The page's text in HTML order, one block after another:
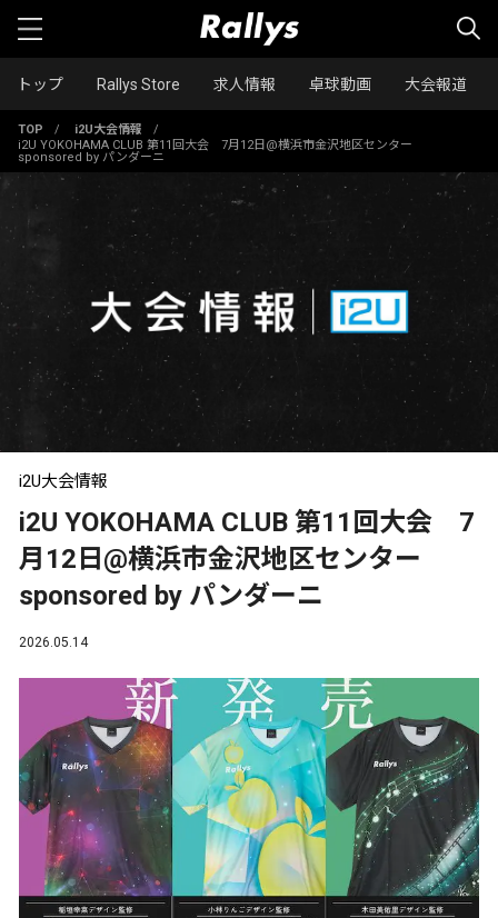
トップ Rallys Store 求人情報 卓球動画 大会報道
TOP / i2U大会情報
/
i2U YOKOHAMA CLUB 第11回大会 7月12日@横浜市金沢地区センター
sponsored by パンダーニ
i2U大会情報
i2U YOKOHAMA CLUB 第11回大会 7
月12日@横浜市金沢地区センター
sponsored by パンダーニ
2026.05.14